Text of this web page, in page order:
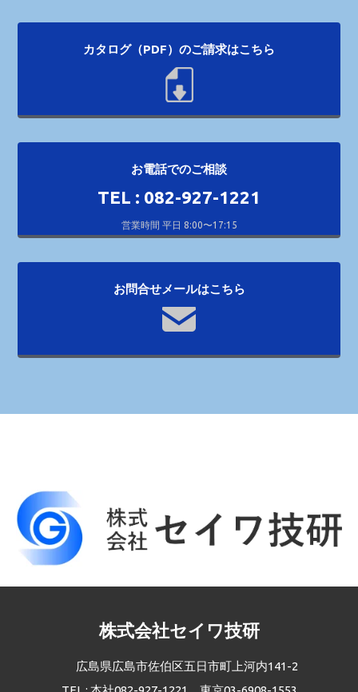
カタログ（PDF）のご請求はこちら
お電話でのご相談
TEL : 082-927-1221
営業時間 平日 8:00〜17:15
お問合せメールはこちら
株式会社セイワ技研
広島県広島市佐伯区五日市町上河内141-2